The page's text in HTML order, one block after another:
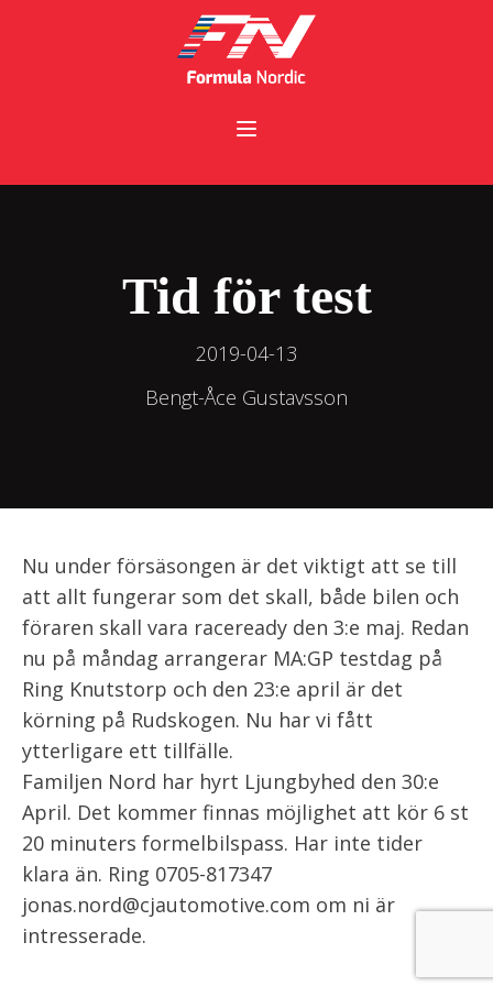
Tid för test
2019-04-13
Bengt-Åce Gustavsson
Nu under försäsongen är det viktigt att se till
att allt fungerar som det skall, både bilen och
föraren skall vara raceready den 3:e maj. Redan
nu på måndag arrangerar MA:GP testdag på
Ring Knutstorp och den 23:e april är det
körning på Rudskogen. Nu har vi fått
ytterligare ett tillfälle.
Familjen Nord har hyrt Ljungbyhed den 30:e
April. Det kommer finnas möjlighet att kör 6 st
20 minuters formelbilspass. Har inte tider
klara än. Ring 0705-817347
jonas.nord@cjautomotive.com om ni är
intresserade.